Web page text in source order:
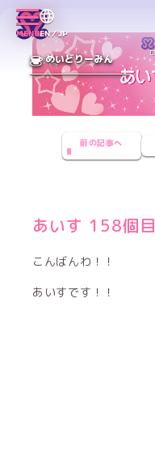
MENUEN／JP
めいどりーみん
前の記事へ
あいす 158個目
こんばんわ！！
あいすです！！